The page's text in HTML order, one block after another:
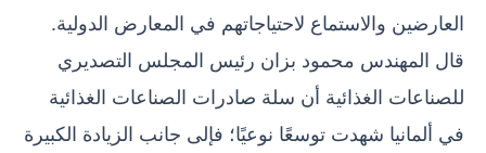
العارضين والاستماع لاحتياجاتهم في المعارض الدولية.
قال المهندس محمود بزان رئيس المجلس التصديري
للصناعات الغذائية أن سلة صادرات الصناعات الغذائية
في ألمانيا شهدت توسعًا نوعيًا؛ فإلى جانب الزيادة الكبيرة